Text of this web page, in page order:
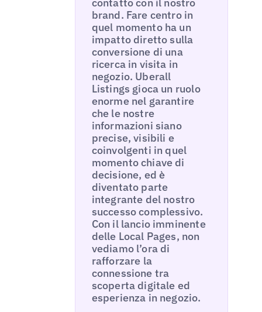
brand. Fare centro in
quel momento ha un
impatto diretto sulla
conversione di una
ricerca in visita in
negozio. Uberall
Listings gioca un ruolo
enorme nel garantire
che le nostre
informazioni siano
precise, visibili e
coinvolgenti in quel
momento chiave di
decisione, ed è
diventato parte
integrante del nostro
successo complessivo.
Con il lancio imminente
delle Local Pages, non
vediamo l’ora di
rafforzare la
connessione tra
scoperta digitale ed
esperienza in negozio.